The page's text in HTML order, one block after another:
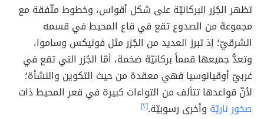
تظهر الجُزر البركانيّة على شكل أقواس، وخطوط متّفقة مع
مجموعة من الصدوع تقع في قاع المحيط في قسمه
الشرقيّ؛ إذ تبرز العديد من الجُزر مثل فونيكس وساموا،
وتعدُّ جميعها قمماً بركانيّة ضخمة، أمّا الجُزر التي تقع في
غربيّ أوقيانوسيا فهي معقدة من حيث التكوين والنشأة؛
لأنّ قواعدها تتألف من التواءات كبيرة في قعر المحيط ذات
صخور ناريّة وأخرى رسوبيّة.[٢]